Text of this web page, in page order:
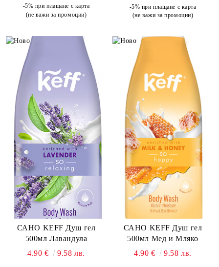
-5% при плащане с карта
(не важи за промоции)
-5% при плащане с карта
(не важи за промоции)
САНО KEFF Душ гел
500мл Лавандула
4.90 €
9.58 лв.
САНО KEFF Душ гел
500мл Мед и Мляко
4.90 €
9.58 лв.